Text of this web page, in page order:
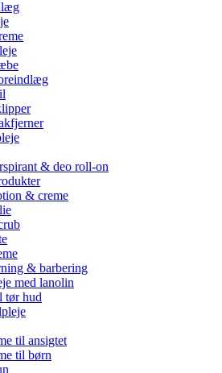
& deo roll-on
& creme
& barbering
med lanolin
tør hud
til ansigtet
til børn